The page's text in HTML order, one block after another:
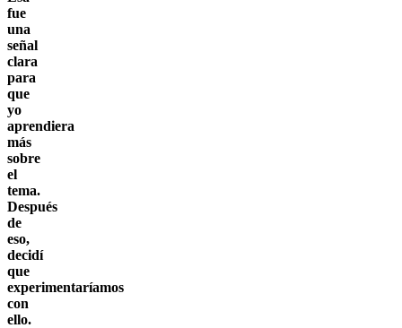
fue
una
señal
clara
para
que
yo
aprendiera
más
sobre
el
tema.
Después
de
eso,
decidí
que
experimentaríamos
con
ello.